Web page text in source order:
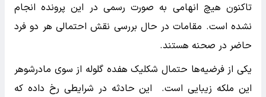
تاکنون هیچ انهامی به صورت رسمی در این پرونده انجام
نشده است. مقامات در حال بررسی نقش احتمالی هر دو فرد
حاضر در صحنه هستند.
یکی از فرضیه‌ها حتمال شکلیک هفده گلوله از سوی مادرشوهر
این ملکه زیبایی است. این حادثه در شرایطی رخ داده که